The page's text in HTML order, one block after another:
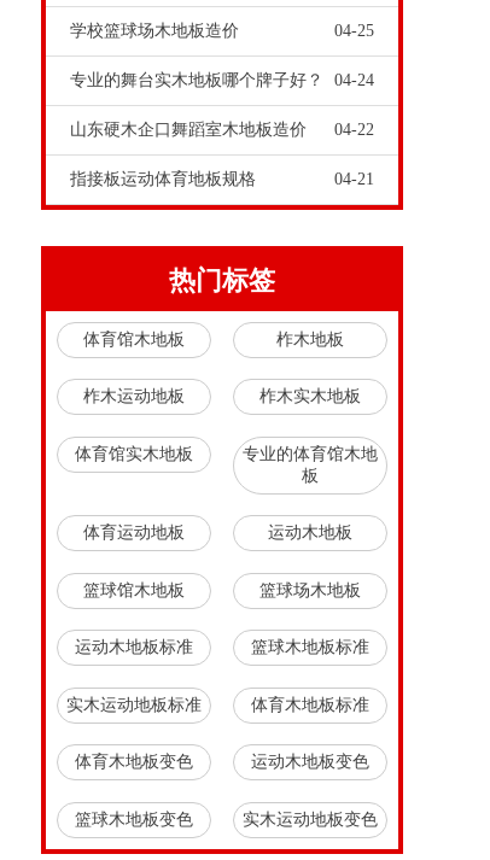
学校篮球场木地板造价 04-25
专业的舞台实木地板哪个牌子好？ 04-24
山东硬木企口舞蹈室木地板造价 04-22
指接板运动体育地板规格 04-21
热门标签
体育馆木地板 柞木地板
柞木运动地板 柞木实木地板
体育馆实木地板
专业的体育馆木地
板
体育运动地板 运动木地板
篮球馆木地板 篮球场木地板
运动木地板标准 篮球木地板标准
实木运动地板标准 体育木地板标准
体育木地板变色 运动木地板变色
篮球木地板变色 实木运动地板变色